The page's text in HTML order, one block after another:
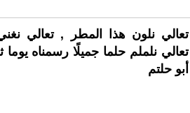
تعالي نلون هذا المطر , تعالي
تعالي نلملم حلما جميلًا رسمناه
أبو حلتم